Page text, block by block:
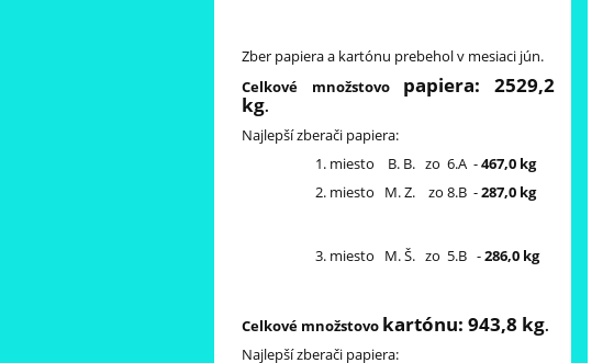
Zber papiera a kartónu prebehol v mesiaci jún.
Celkové množstovo papiera: 2529,2
kg.
Najlepší zberači papiera:
miesto B. B. zo 6.A -467,0 kg
miesto M. Z. zo 8.B -287,0 kg
miesto M. Š. zo 5.B -286,0 kg
Celkové množstovo kartónu: 943,8 kg.
Najlepší zberači papiera: